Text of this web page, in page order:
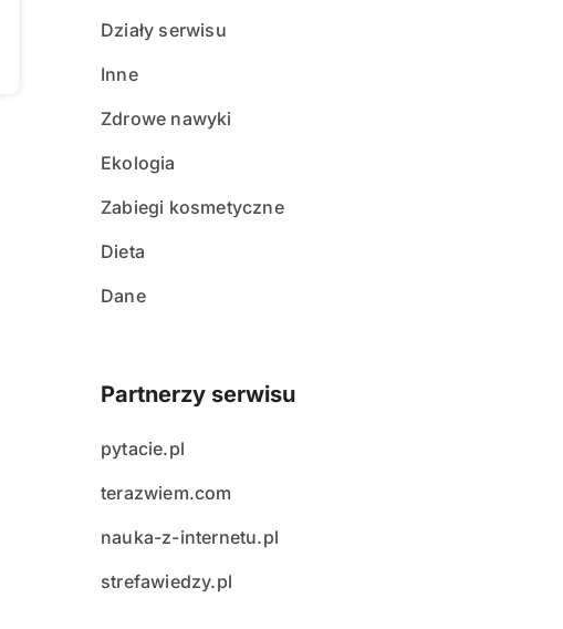
Działy serwisu
Inne
Zdrowe nawyki
Ekologia
Zabiegi kosmetyczne
Dieta
Dane
Partnerzy serwisu
pytacie.pl
terazwiem.com
nauka-z-internetu.pl
strefawiedzy.pl